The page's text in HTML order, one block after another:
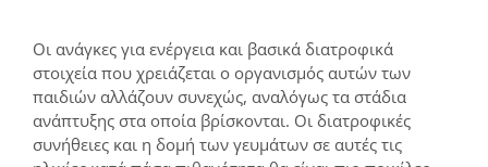
Οι ανάγκες για ενέργεια και βασικά διατροφικά
στοιχεία που χρειάζεται ο οργανισμός αυτών των
παιδιών αλλάζουν συνεχώς, αναλόγως τα στάδια
ανάπτυξης στα οποία βρίσκονται. Οι διατροφικές
συνήθειες και η δομή των γευμάτων σε αυτές τις